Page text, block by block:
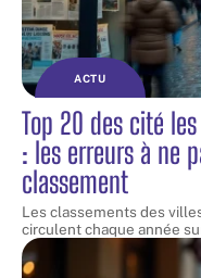
ACTU
Top 20 des cité
: les erreurs à ne
classement
Les classements des
circulent chaque année